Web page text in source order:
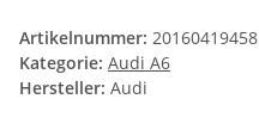
Artikelnummer: 20160419458
Kategorie: Audi A6
Hersteller: Audi